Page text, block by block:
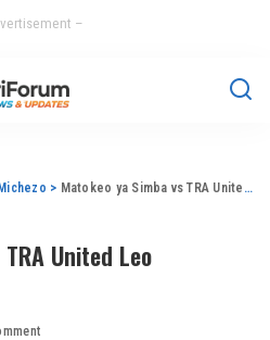
–
> Matokeo ya Simba vs TRA United Leo 17/05/2026
United Leo